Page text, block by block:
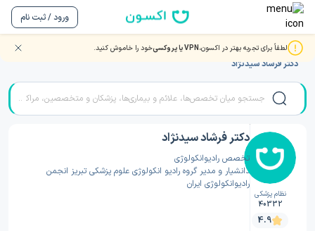
ورود / ثبت نام
لطفاً برای تجربه بهتر در اکسون،VPN یا پروکسی خود را خاموش کنید. صفحه اصلی/دکتر پرتودرمانی (رادیوتراپی)/دکتر پرتودرمانی (رادیوتراپی) تهران
دکتر فرشاد سیدنژاد
نظام پزشکی
40332
4.9
دکتر فرشاد سیدنژاد
تخصص رادیوانکولوژی
دانشیار و مدیر گروه رادیو انکولوژی علوم پزشکی تبریز انجمن
رادیوانکولوژی ایران